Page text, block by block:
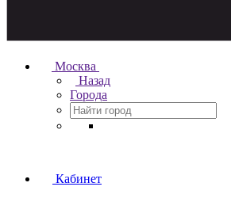
Москва
Назад
Города
Кабинет